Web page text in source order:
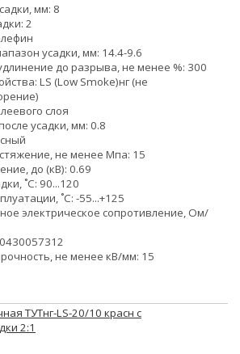
мм: 8
2
усадки, мм: 14.4-9.6
до разрыва, не менее %: 300
LS (Low Smoke)нг (не
слоя
усадки, мм: 0.8
не менее Мпа: 15
до (кВ): 0.69
˚С: 90...120
˚С: -55...+125
электрическое сопротивление, Ом/
не менее кВ/мм: 15
ТУТнг-LS-20/10 красн с
2:1